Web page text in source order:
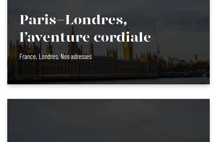
Paris-Londres,
l’aventure cordiale
France, Londres,Nos adresses